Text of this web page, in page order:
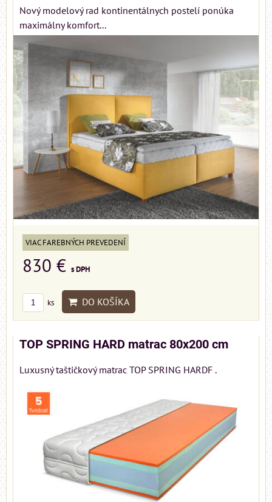
Nový modelový rad kontinentálnych postelí ponúka
maximálny komfort...
VIAC FAREBNÝCH PREVEDENÍ
830 € s DPH
ks DO KOŠÍKA
TOP SPRING HARD matrac 80x200 cm
Luxusný taštičkový matrac TOP SPRING HARDF .